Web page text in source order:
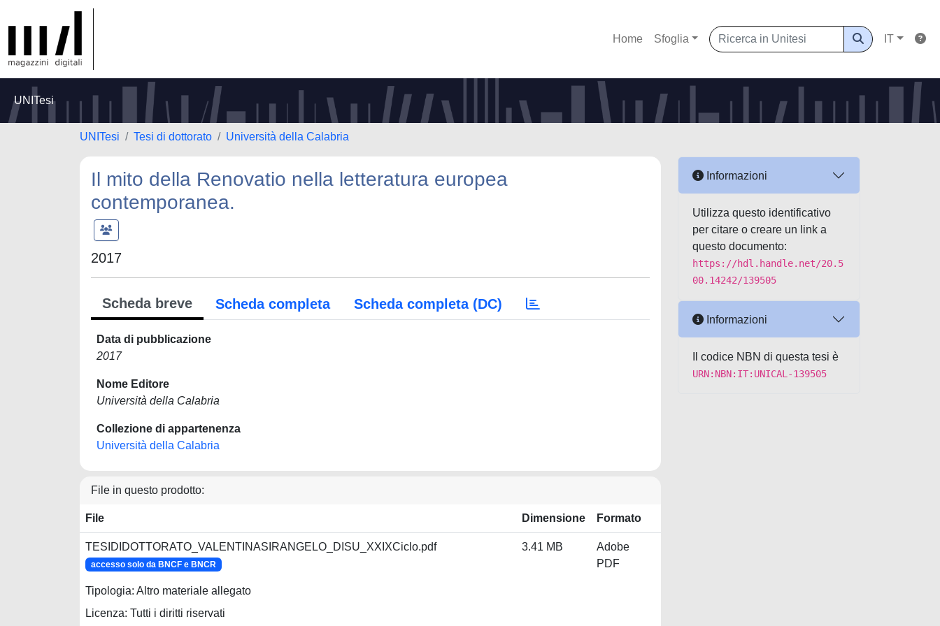
Home Sfoglia IT
UNITesi
UNITesi Tesi di dottorato Università della Calabria
Il mito della Renovatio nella letteratura europea
contemporanea.
2017
Scheda breve Scheda completa Scheda completa (DC)
Data di pubblicazione
2017
Nome Editore
Università della Calabria
Collezione di appartenenza
Università della Calabria
File in questo prodotto:
File Dimensione Formato
TESIDIDOTTORATO_VALENTINASIRANGELO_DISU_XXIXCiclo.pdf
accesso solo da BNCF e BNCR
Tipologia: Altro materiale allegato
Licenza: Tutti i diritti riservati
3.41 MB
Adobe
PDF
Informazioni
Utilizza questo identificativo
per citare o creare un link a
questo documento:
https://hdl.handle.net/20.5
00.14242/139505
Informazioni
Il codice NBN di questa tesi è
URN:NBN:IT:UNICAL-139505